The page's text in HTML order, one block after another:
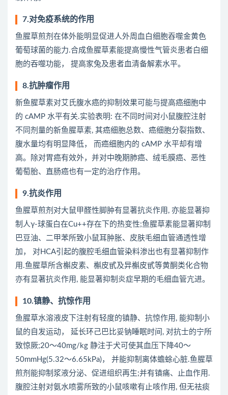
7.对免疫系统的作用
鱼腥草煎剂在体外能明显促进人外周血白细胞吞噬金黄色
葡萄球菌的能力.合成鱼腥草素能提高慢性气管炎患者白细
胞的吞噬功能， 提高家兔及患者血清备解素水平。
8.抗肿瘤作用
新鱼腥草素对艾氏腹水癌的抑制效果可能与提高癌细胞中
的 cAMP 水平有关.实验表明: 在不同时间对小鼠腹腔注射
不同剂量的新鱼腥草素, 其癌细胞总数、癌细胞分裂指数、
腹水量均有明显降低， 而癌细胞内的 cAMP 水平却有增
高。除对胃癌有效外，并对中晚期肺癌、绒毛膜癌、恶性
葡萄胎、直肠癌也有一定的治疗作用。
9.抗炎作用
鱼腥草煎剂对大鼠甲醛性脚肿有显著抗炎作用, 亦能显著抑
制人γ-球蛋白在Cu++存在下的热变性;鱼腥草素能显著抑制
巴豆油、二甲苯所致小鼠耳肿胀、皮肤毛细血管通透性增
加， 对HCA引起的腹腔毛细血管染料渗出也有显著抑制作
用.鱼腥草所含槲皮素、槲皮甙及异槲皮甙等黄酮类化合物
亦有显著抗炎作用, 能显著抑制炎症早期的毛细血管亢进。
10.镇静、抗惊作用
鱼腥草水溶液皮下注射有轻度的镇静、抗惊作用, 能抑制小
鼠的自发运动， 延长环己巴比妥钠睡眠时间, 对抗士的宁所
致惊厥;20～40mg/kg 静注于犬可使其血压下降40～
50mmHg(5.32～6.65kPa)， 并能抑制离体蟾蜍心脏.鱼腥草
煎剂能抑制浆液分泌、促进组织再生;并有镇痛、止血作用.
腹腔注射对氨水喷雾所致的小鼠咳嗽有止咳作用, 但无祛痰